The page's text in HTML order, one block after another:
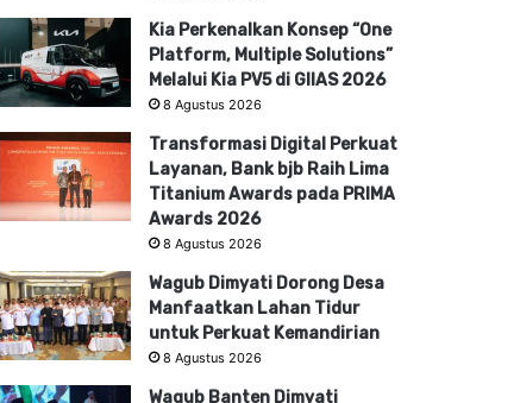
Kia Perkenalkan Konsep “One
Platform, Multiple Solutions”
Melalui Kia PV5 di GIIAS 2026
8 Agustus 2026
Transformasi Digital Perkuat
Layanan, Bank bjb Raih Lima
Titanium Awards pada PRIMA
Awards 2026
8 Agustus 2026
Wagub Dimyati Dorong Desa
Manfaatkan Lahan Tidur
untuk Perkuat Kemandirian
8 Agustus 2026
Wagub Banten Dimyati